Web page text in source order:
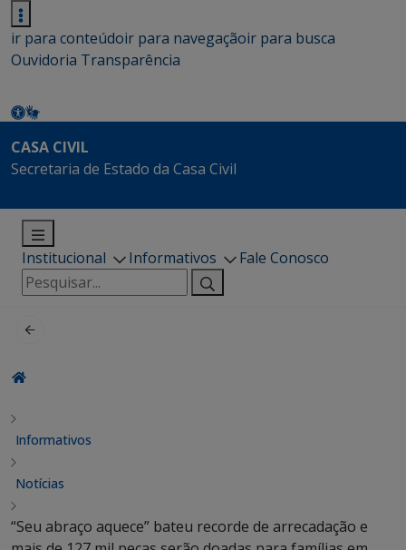
ir para conteúdoir para navegaçãoir para busca
Ouvidoria Transparência
CASA CIVIL
Secretaria de Estado da Casa Civil
Institucional Informativos
Fale Conosco
Pesquisar
por:
Informativos
Notícias
“Seu abraço aquece” bateu recorde de arrecadação e